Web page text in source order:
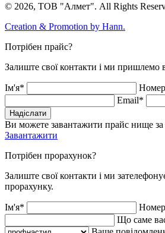
© 2026, ТОВ "Алмет". All Rights
Creation & Promotion by Hann.
Потрібен прайс?
Залиште свої контакти і ми пришлемо
Ім'я*
Email*
Надіслати
Ви можете завантажити прайс нище
Завантажити
Потрібен прорахунок?
Залиште свої контакти і ми
прорахунку.
Ім'я*
Що саме